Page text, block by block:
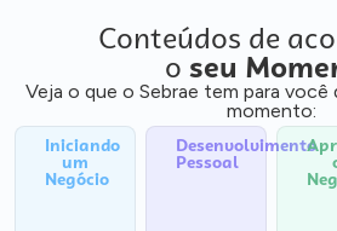
Conteúdos de
o seu
Veja o que o Sebrae tem para
momento:
Iniciando
um
Negócio
Desenvolvimento
Pessoal